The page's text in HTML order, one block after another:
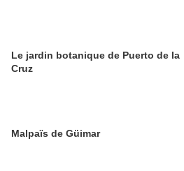
Le jardin botanique de Puerto de la
Cruz
Malpaïs de Güimar